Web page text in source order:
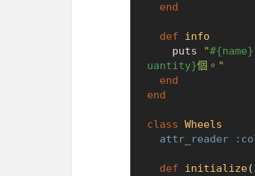
end
def
info
    puts
"#{name}
uantity}個。"
end
end
class Wheels
attr_reader
def initialize(